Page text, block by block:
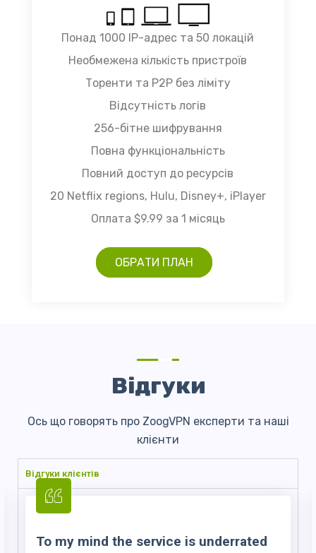
Понад 1000 IP-адрес та 50 локацій
Необмежена кількість пристроїв
Торенти та P2P без ліміту
Відсутність логів
256-бітне шифрування
Повна функціональність
Повний доступ до ресурсів
20 Netflix regions, Hulu, Disney+, iPlayer
Оплата $9.99 за 1 місяць
ОБРАТИ ПЛАН
Відгуки
Ось що говорять про ZoogVPN експерти та наші
клієнти
Відгуки клієнтів
Glad and happy with perfect VPN